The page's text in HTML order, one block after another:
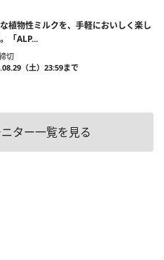
植物性ミルクを、手軽においしく楽し
「ALP...
切
（土）23:59まで
ター一覧を見る